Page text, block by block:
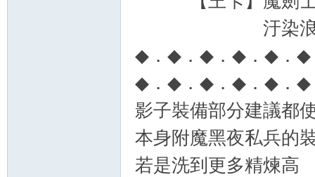
汙染浪
◆．◆．◆．◆．◆．
◆．◆．◆．◆．◆．
影子裝備部分建議都
本身附魔黑夜私兵的
若是洗到更多精煉高